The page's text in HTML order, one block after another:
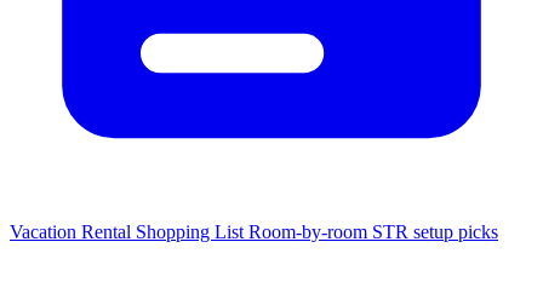
Vacation Rental Shopping List Room-by-room STR setup picks